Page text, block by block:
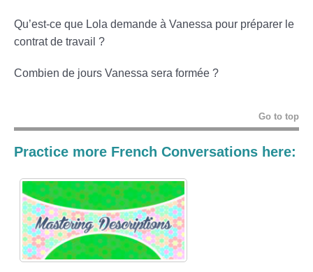
Qu’est-ce que Lola demande à Vanessa pour préparer le
contrat de travail ?
Combien de jours Vanessa sera formée ?
Go to top
Practice more French Conversations here: